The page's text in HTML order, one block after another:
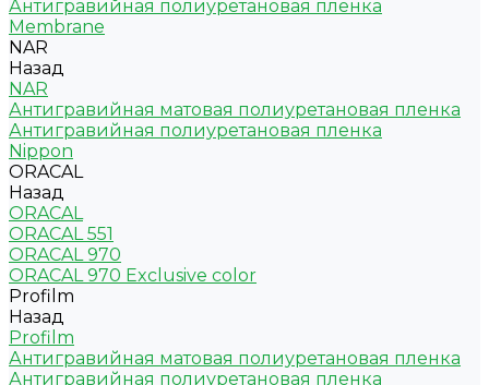
Антигравийная полиуретановая пленка
Membrane
NAR
Назад
NAR
Антигравийная матовая полиуретановая пленка
Антигравийная полиуретановая пленка
Nippon
ORACAL
Назад
ORACAL
ORACAL 551
ORACAL 970
ORACAL 970 Exclusive color
Profilm
Назад
Profilm
Антигравийная матовая полиуретановая пленка
Антигравийная полиуретановая пленка